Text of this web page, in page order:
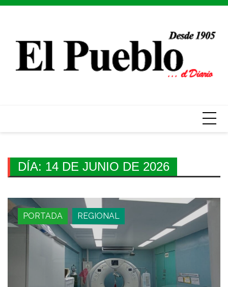
Skip
DÍA: 14 DE JUNIO DE 2026
PORTADA REGIONAL